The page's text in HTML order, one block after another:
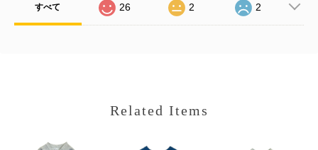
すべて 26 2 2
Related Items